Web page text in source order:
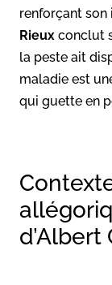
renforçant
Rieux conclut
la peste ait
maladie est
qui guette en
d’Albert